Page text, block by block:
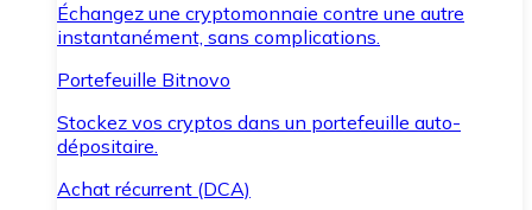
Échangez une cryptomonnaie contre une autre
instantanément, sans complications.
Portefeuille Bitnovo
Stockez vos cryptos dans un portefeuille auto-
dépositaire.
Achat récurrent (DCA)